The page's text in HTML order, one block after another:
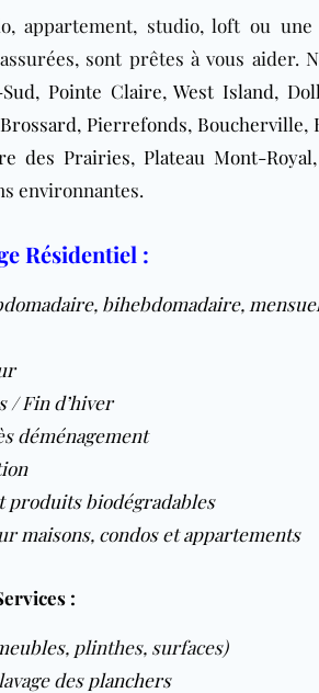
appartement, studio, loft ou
sont prêtes à vous aider.
, Pointe Claire,West Island,
Brossard, Pierrefonds, Boucherville,
des Prairies, Plateau Mont-Royal,
environnantes.
Résidentiel :
, bihebdomadaire,
/ Fin d’hiver
déménagement
produits biodégradables
maisons, condosetappartements
:
, plinthes, surfaces)
des planchers